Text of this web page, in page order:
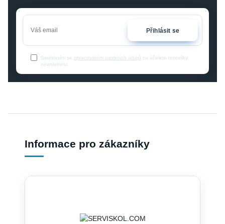
Přihlásit se
Souhlasím se zpracováním osobních údajů za účelem rozesílky
newsletteru.
Informace pro zákazníky